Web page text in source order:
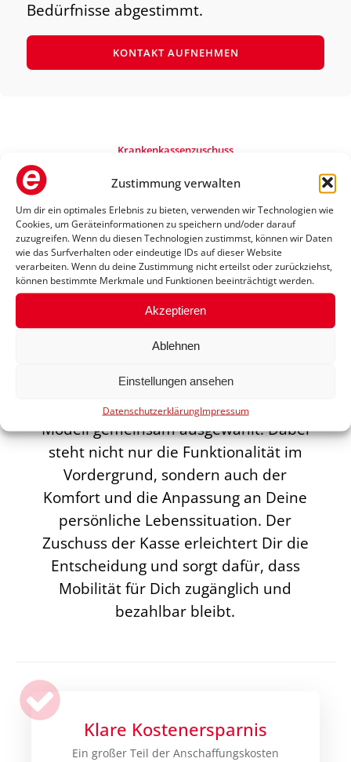
Zustimmung verwalten
Um dir ein optimales Erlebnis zu bieten, verwenden wir Technologien wie
Cookies, um Geräteinformationen zu speichern und/oder darauf
zuzugreifen. Wenn du diesen Technologien zustimmst, können wir Daten
wie das Surfverhalten oder eindeutige IDs auf dieser Website
verarbeiten. Wenn du deine Zustimmung nicht erteilst oder zurückziehst,
können bestimmte Merkmale und Funktionen beeinträchtigt werden.
Akzeptieren
Ablehnen
Einstellungen ansehen
DatenschutzerklärungImpressum
Bedürfnisse abgestimmt.
KONTAKT AUFNEHMEN
Krankenkassenzuschuss
Rollstuhl von der
Krankenkasse bezuschussen
lassen
Ein Rollstuhl muss nicht teuer sein –
im Sanitätshaus Orthopädietechnik
Schwoch erfährst Du, wie Du
Zuschüsse durch Deine Krankenkasse
fachlicher Unterstützung wird der
Antrag vorbereitet und das passende
Modell gemeinsam ausgewählt. Dabei
steht nicht nur die Funktionalität im
Vordergrund, sondern auch der
Komfort und die Anpassung an Deine
persönliche Lebenssituation. Der
Zuschuss der Kasse erleichtert Dir die
Entscheidung und sorgt dafür, dass
Mobilität für Dich zugänglich und
bezahlbar bleibt.
Klare Kostenersparnis
Ein großer Teil der Anschaffungskosten